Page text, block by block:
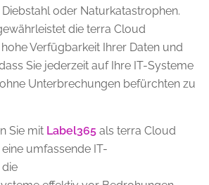
oder Naturkatastrophen.
die terra Cloud
Verfügbarkeit Ihrer Daten und
Sie jederzeit auf Ihre IT-Systeme
Unterbrechungen befürchten zu
Sie mit Label365 als terra Cloud
umfassende IT-